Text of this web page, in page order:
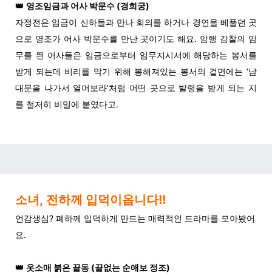
👑 영조임금과 어사 박문수 (경희궁)
자정전은 임금이 신하들과 만나 회의를 하거나 경연을 베풀던 곳
으로 영조가 어사 박문수를 만난 곳이기도 해요. 암행 감찰의 임
무를 띈 어사들은 임금으로부터 임무지시서에 해당하는 봉서를
받게 되는데 비리를 막기 위해 봉해져있는 봉서의 겉면에는 ‘남
대문을 나가서 열어보라’처럼 어떤 곳으로 발령을 받게 되는 지
를 철저히 비밀에 붙였다고.
소녀, 전하께 입덕이옵니다!!
언감생심? 폐하께 입덕하게 만드는 매력적인 드라마를 모아봤어
요.
👑 옷소매 붉은 끝동 (끝없는 순애보 정조)